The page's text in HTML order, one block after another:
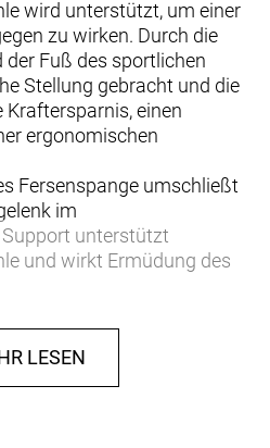
wird unterstützt, um einer
zu wirken. Durch die
Fuß des sportlichen
Stellung gebracht und die
einen
ergonomischen
Fersenspange umschließt
im
unterstützt
und wirkt Ermüdung des
Support stabilisiert den Fuß
ab. Reduziert die laterale
die
LESEN